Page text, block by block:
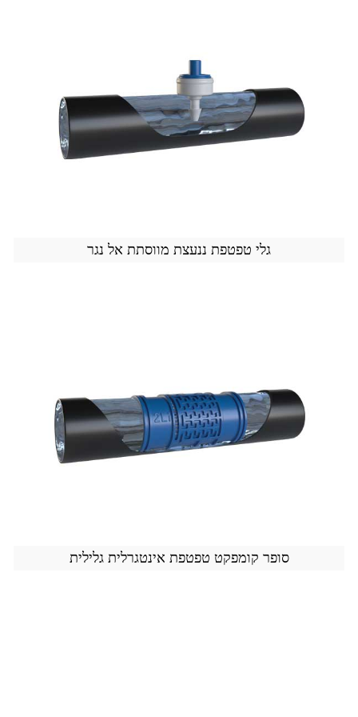
גלי טפטפת ננעצת מווסתת אל נגר
סופר קומפקט טפטפת אינטגרלית גלילית